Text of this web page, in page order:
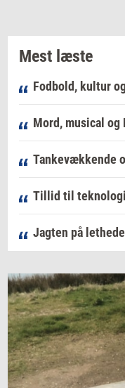
Mest læste
Fodbold, kultur
Mord, musical og
Tankevækkende
Tillid til teknologi
Jagten på